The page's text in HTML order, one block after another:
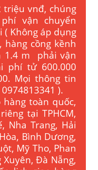
triệu vnđ, chúng
vận chuyển
Không áp dụng
cồng kềnh
1.4 m phải vận
phí tử 600.000
Mọi thông tin
).
hàng toàn quốc,
tại TPHCM,
Nha Trang, Hải
Bình Dương,
Mỹ Tho, Phan
Đà Nẵng,